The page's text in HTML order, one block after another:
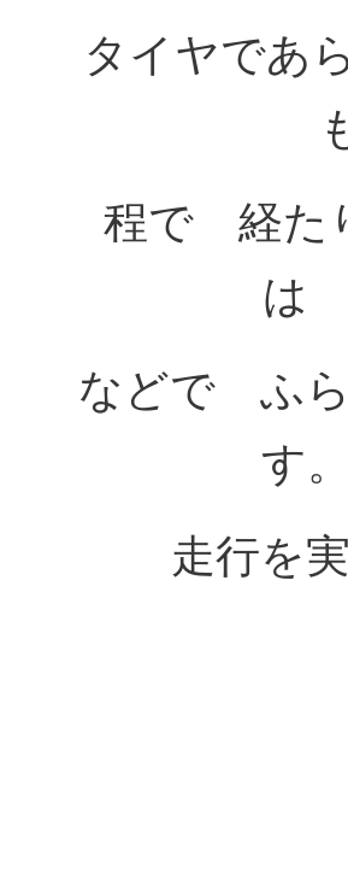
タイヤであ
程で 経た
は
などで ふ
す
走行を